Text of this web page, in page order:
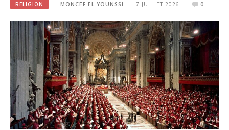
RELIGION MONCEF EL YOUNSSI 7 JUILLET 2026 0